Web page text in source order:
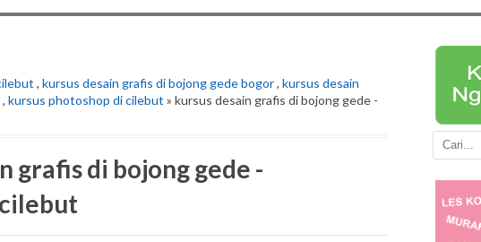
, kursus desain grafis di bojong gede bogor, kursus desain
, kursus photoshop di cilebut » kursus desain grafis di bojong gede -
grafis di bojong gede -